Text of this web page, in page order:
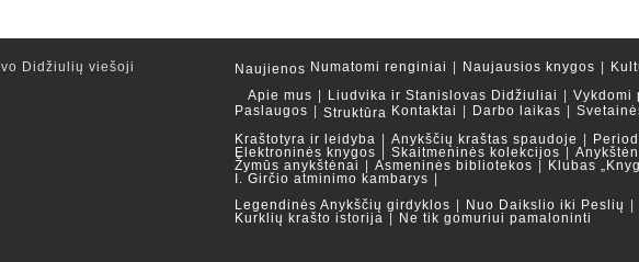
Naujienos Numatomi renginiai Naujausios knygos
Apie mus
Liudvika ir Stanislovas Didžiuliai Vykdomi
Paslaugos
Struktūra Kontaktai Darbo laikas
Kraštotyra ir leidyba
Anykščių kraštas spaudoje
Elektroninės knygos
Skaitmeninės kolekcijos
Žymūs anykštėnai
Asmeninės bibliotekos
Klubas
I. Girčio atminimo kambarys
Legendinės Anykščių girdyklos
Nuo Daikslio iki Peslių
Kurklių krašto istorija
Ne tik gomuriui pamaloninti
Didžiulių viešoji